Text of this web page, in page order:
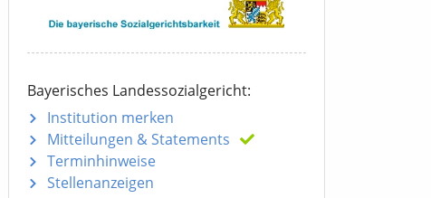
Bayerisches Landessozialgericht:
Institution merken
Mitteilungen & Statements
Terminhinweise
Stellenanzeigen